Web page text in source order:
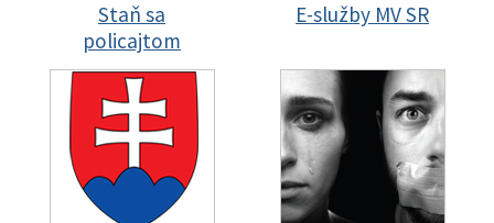
Staň sa
policajtom
E-služby MV SR